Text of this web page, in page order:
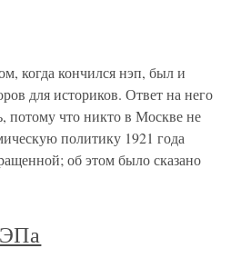
когда кончился нэп, был и
для историков. Ответ на него
потому что никто в Москве не
политику 1921 года
об этом было сказано